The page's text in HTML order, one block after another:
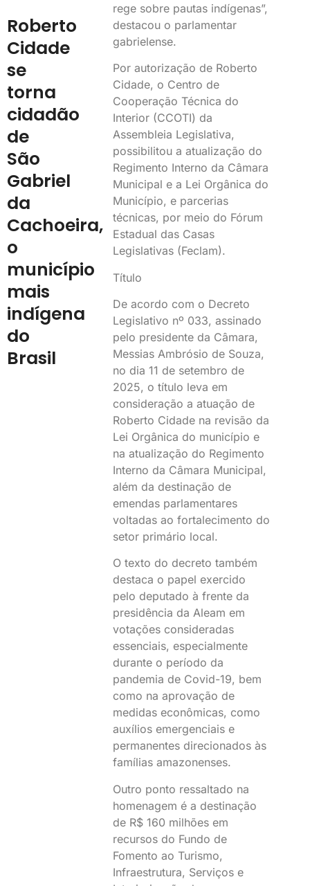
Roberto
Cidade
se
torna
cidadão
de
São
Gabriel
da
Cachoeira,
o
município
mais
indígena
do
Brasil
rege sobre pautas indígenas”,
destacou o parlamentar
gabrielense.
Por autorização de Roberto
Cidade, o Centro de
Cooperação Técnica do
Interior (CCOTI) da
Assembleia Legislativa,
possibilitou a atualização do
Regimento Interno da Câmara
Municipal e a Lei Orgânica do
Município, e parcerias
técnicas, por meio do Fórum
Estadual das Casas
Legislativas (Feclam).
Título
De acordo com o Decreto
Legislativo nº 033, assinado
pelo presidente da Câmara,
Messias Ambrósio de Souza,
no dia 11 de setembro de
2025, o título leva em
consideração a atuação de
Roberto Cidade na revisão da
Lei Orgânica do município e
na atualização do Regimento
Interno da Câmara Municipal,
além da destinação de
emendas parlamentares
voltadas ao fortalecimento do
setor primário local.
O texto do decreto também
destaca o papel exercido
pelo deputado à frente da
presidência da Aleam em
votações consideradas
essenciais, especialmente
durante o período da
pandemia de Covid-19, bem
como na aprovação de
medidas econômicas, como
auxílios emergenciais e
permanentes direcionados às
famílias amazonenses.
Outro ponto ressaltado na
homenagem é a destinação
de R$ 160 milhões em
recursos do Fundo de
Fomento ao Turismo,
Infraestrutura, Serviços e